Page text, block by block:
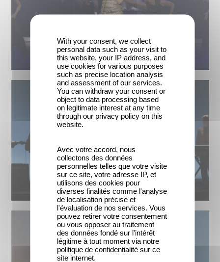
With your consent, we collect
personal data such as your visit to
this website, your IP address, and
use cookies for various purposes
such as precise location analysis
and assessment of our services.
You can withdraw your consent or
object to data processing based
on legitimate interest at any time
through our privacy policy on this
website.
Avec votre accord, nous
collectons des données
personnelles telles que votre visite
sur ce site, votre adresse IP, et
utilisons des cookies pour
diverses finalités comme l'analyse
de localisation précise et
l'évaluation de nos services. Vous
pouvez retirer votre consentement
ou vous opposer au traitement
des données fondé sur l'intérêt
légitime à tout moment via notre
politique de confidentialité sur ce
site internet.